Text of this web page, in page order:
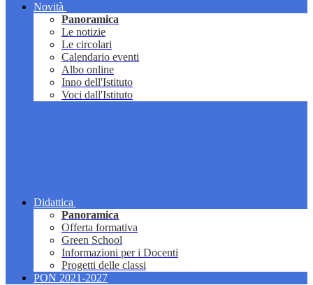
Novità
Panoramica
Le notizie
Le circolari
Calendario eventi
Albo online
Inno dell'Istituto
Voci dall'Istituto
Didattica
Panoramica
Offerta formativa
Green School
Informazioni per i Docenti
Progetti delle classi
PON 2021-2027